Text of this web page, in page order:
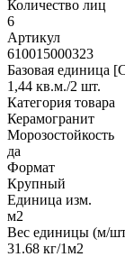
Количество лиц
6
Артикул
610015000323
Базовая единица
1,44 кв.м./2 шт.
Категория товара
Керамогранит
Морозостойкость
да
Формат
Крупный
Единица изм.
м2
Вес единицы (м/
31.68 кг/1м2